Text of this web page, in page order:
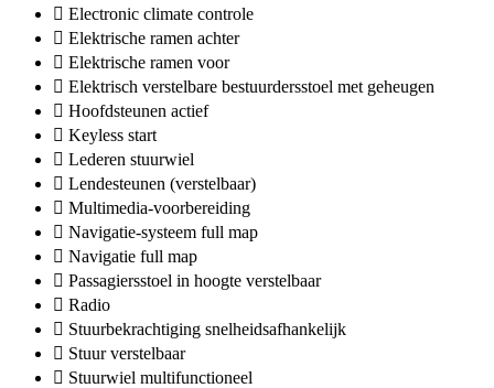
Electronic climate controle
Elektrische ramen achter
Elektrische ramen voor
Elektrisch verstelbare bestuurdersstoel met geheugen
Hoofdsteunen actief
Keyless start
Lederen stuurwiel
Lendesteunen (verstelbaar)
Multimedia-voorbereiding
Navigatie-systeem full map
Navigatie full map
Passagiersstoel in hoogte verstelbaar
Radio
Stuurbekrachtiging snelheidsafhankelijk
Stuur verstelbaar
Stuurwiel multifunctioneel